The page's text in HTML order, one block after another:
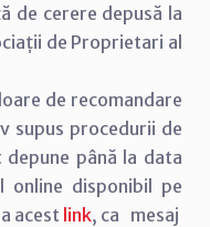
de cerere depusă la
de Proprietari al
de recomandare
supus procedurii de
până la data
online disponibil pe
acest link, ca mesaj